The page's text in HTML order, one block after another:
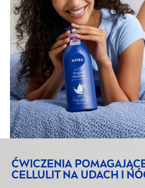
ĆWICZENIA
CELLULIT NA UDACH I